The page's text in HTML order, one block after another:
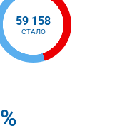
59 158
СТАЛО
%